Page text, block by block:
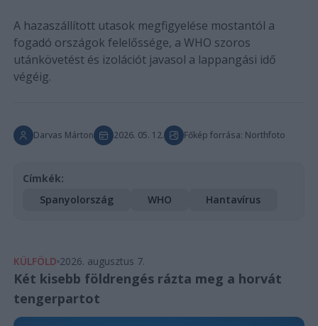
A hazaszállított utasok megfigyelése mostantól a
fogadó országok felelőssége, a WHO szoros
utánkövetést és izolációt javasol a lappangási idő
végéig.
Darvas Márton 2026. 05. 12. Főkép forrása: Northfoto
Címkék:
Spanyolország
WHO Hantavírus
KÜLFÖLD 2026. augusztus 7.
Két kisebb földrengés rázta meg a horvát
tengerpartot